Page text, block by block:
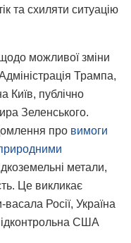
та схиляти ситуацію
можливої зміни
Трампа,
Київ, публічно
Зеленського.
про вимоги
метали,
Це викликає
Росії, Україна
США